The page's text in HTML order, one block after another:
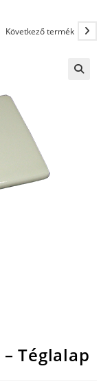
Következő termék
Téglalap